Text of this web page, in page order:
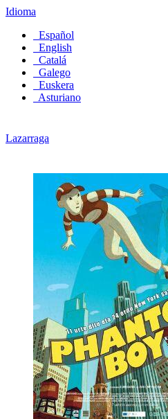
Idioma
Español
English
Catalá
Galego
Euskera
Asturiano
Lazarraga